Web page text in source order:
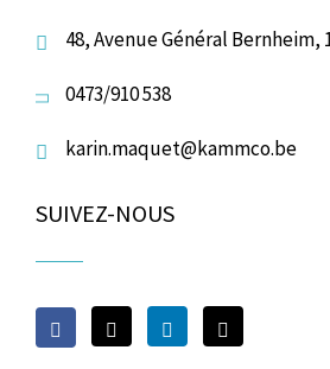
48, Avenue Général Bernheim,
0473/910 538
karin.maquet@kammco.be
SUIVEZ-NOUS